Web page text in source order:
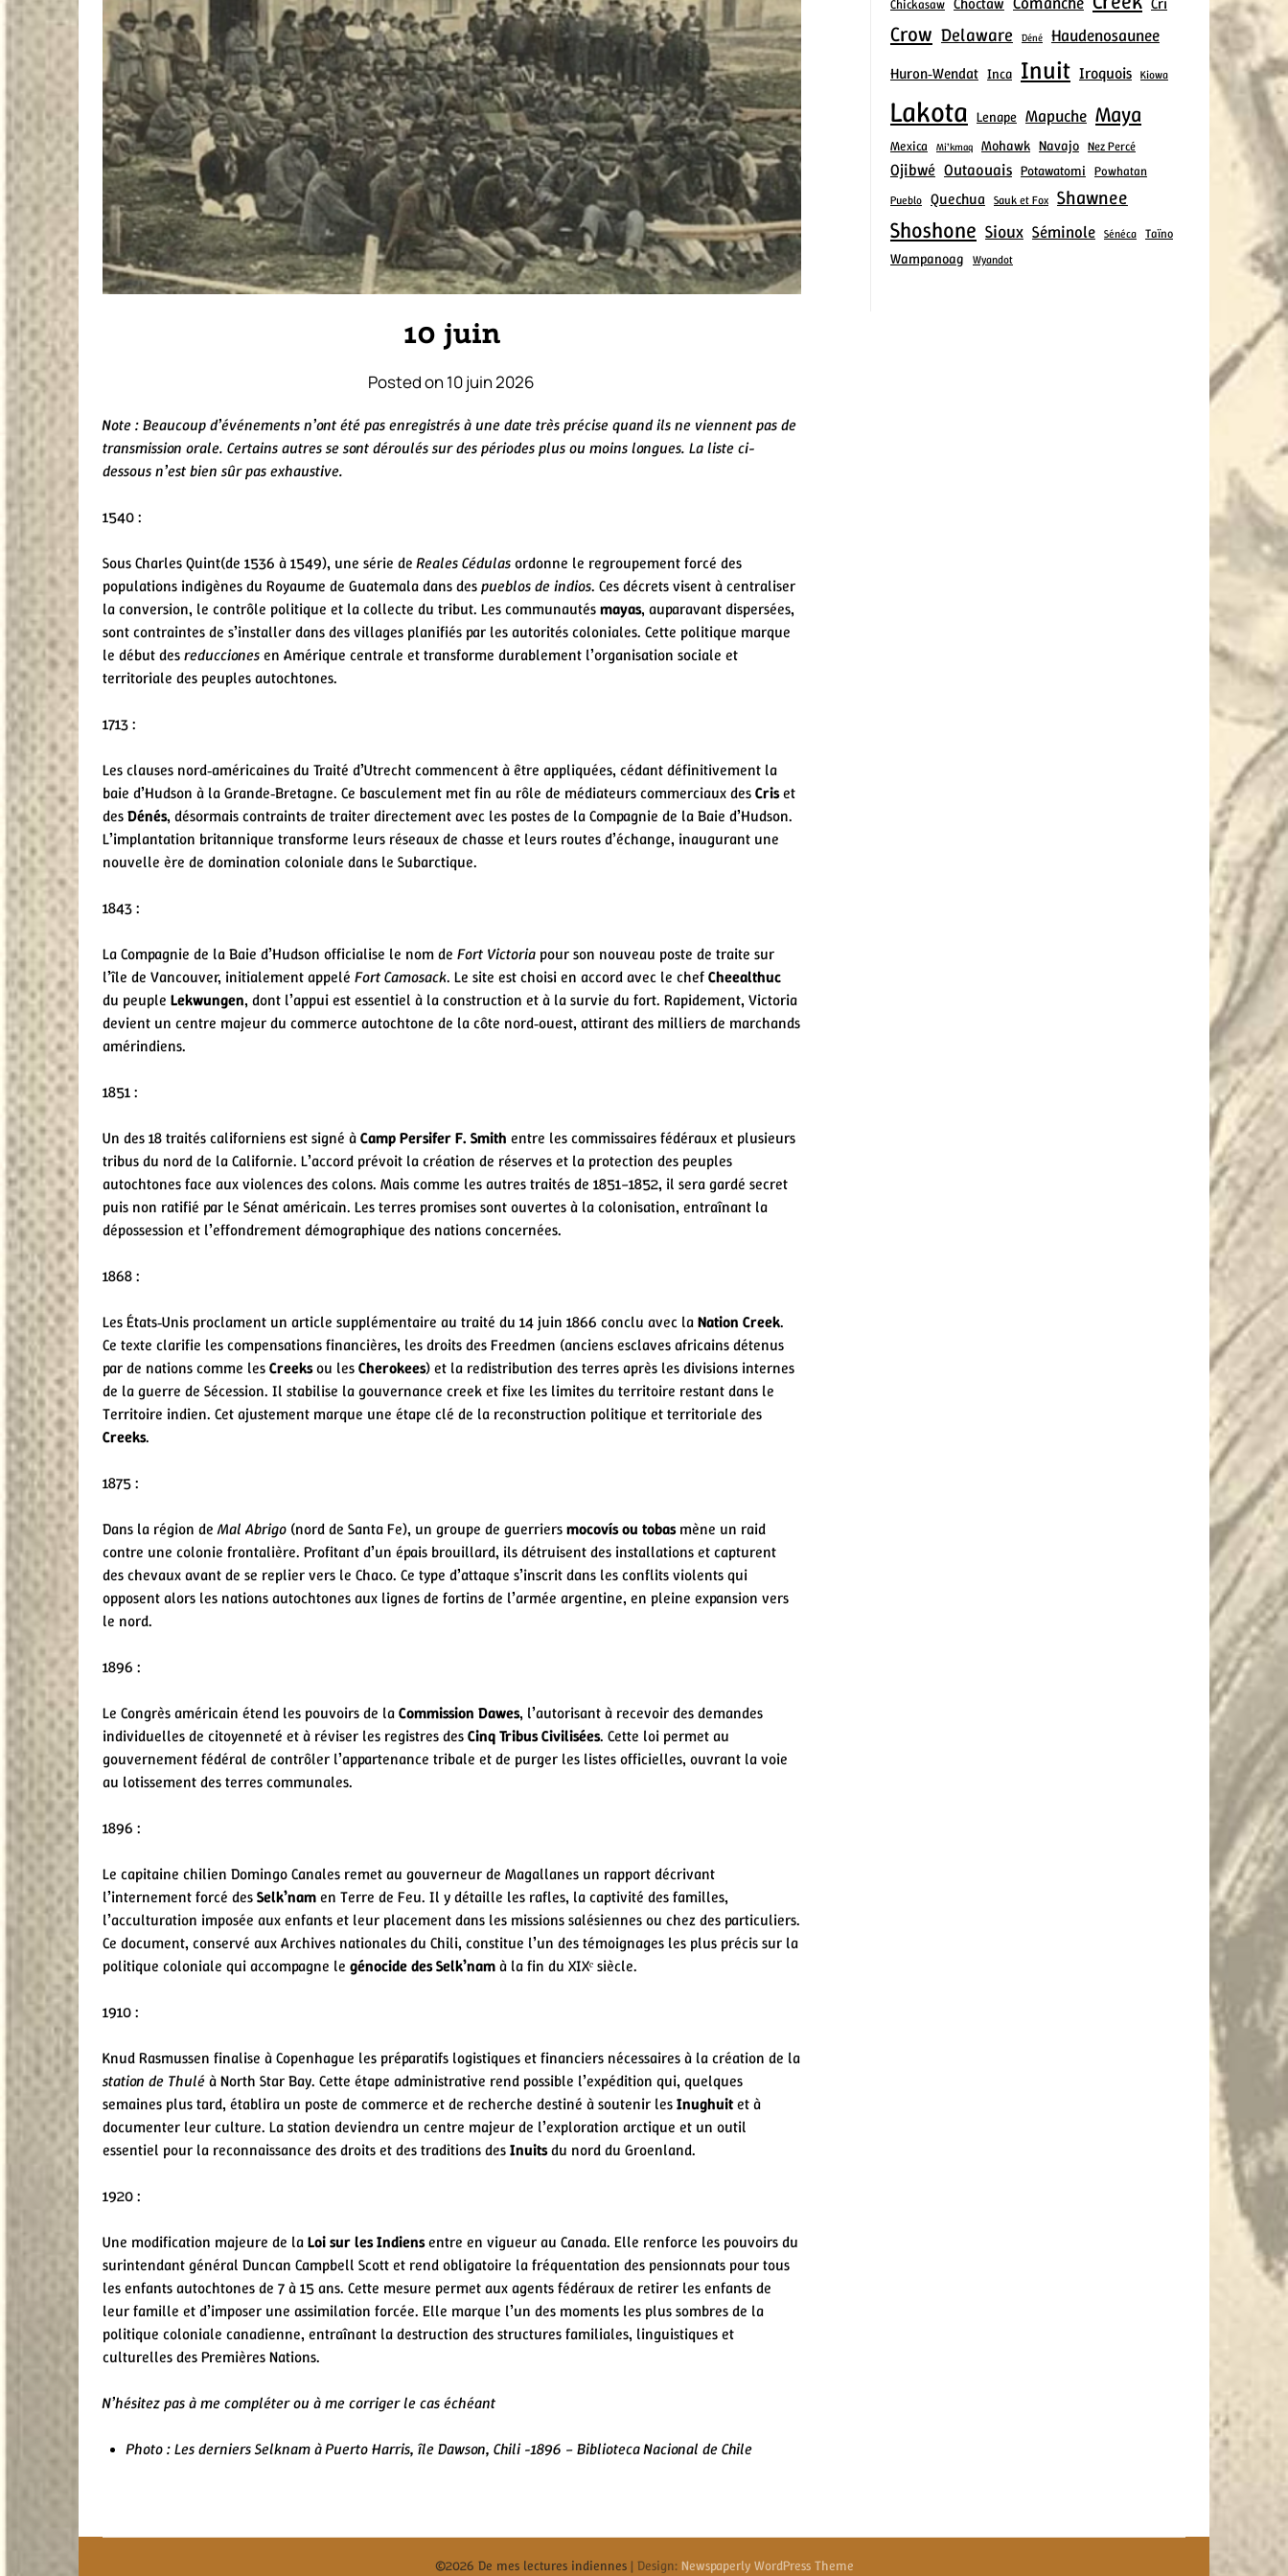
10 juin
Posted on 10 juin 2026
Note : Beaucoup d’événements n’ont été pas enregistrés à une date très précise quand ils ne viennent pas de
transmission orale. Certains autres se sont déroulés sur des périodes plus ou moins longues. La liste ci-
dessous n’est bien sûr pas exhaustive.
1540 :
Sous Charles Quint(de 1536 à 1549), une série deReales Cédulasordonne le regroupement forcé des
populations indigènes du Royaume de Guatemala dans despueblos de indios. Ces décrets visent à centraliser
la conversion, le contrôle politique et la collecte du tribut. Les communautésmayas, auparavant dispersées,
sont contraintes de s’installer dans des villages planifiés par les autorités coloniales. Cette politique marque
le début desreduccionesen Amérique centrale et transforme durablement l’organisation sociale et
territoriale des peuples autochtones.
1713 :
Les clauses nord‑américaines du Traité d’Utrecht commencent à être appliquées, cédant définitivement la
baie d’Hudson à la Grande‑Bretagne. Ce basculement met fin au rôle de médiateurs commerciaux desCriset
desDénés, désormais contraints de traiter directement avec les postes de la Compagnie de la Baie d’Hudson.
L’implantation britannique transforme leurs réseaux de chasse et leurs routes d’échange, inaugurant une
nouvelle ère de domination coloniale dans le Subarctique.
1843 :
La Compagnie de la Baie d’Hudson officialise le nom de Fort Victoria pour son nouveau poste de traite sur
l’île de Vancouver, initialement appelé Fort Camosack. Le site est choisi en accord avec le chefCheealthuc
du peuple Lekwungen, dont l’appui est essentiel à la construction et à la survie du fort. Rapidement, Victoria
devient un centre majeur du commerce autochtone de la côte nord‑ouest, attirant des milliers de marchands
amérindiens.
1851 :
Un des 18 traités californiens est signé àCamp Persifer F. Smith entre les commissaires fédéraux et plusieurs
tribus du nord de la Californie. L’accord prévoit la création de réserves et la protection des peuples
autochtones face aux violences des colons. Mais comme les autres traités de 1851–1852, il sera gardé secret
puis non ratifié par le Sénat américain. Les terres promises sont ouvertes à la colonisation, entraînant la
dépossession et l’effondrement démographique des nations concernées.
1868 :
Les États‑Unis proclament un article supplémentaire au traité du 14 juin 1866 conclu avec laNation Creek.
Ce texte clarifie les compensations financières, les droits des Freedmen (anciens esclaves africains détenus
par de nations comme lesCreeksou lesCherokees) et la redistribution des terres après les divisions internes
de la guerre de Sécession. Il stabilise la gouvernance creek et fixe les limites du territoire restant dans le
Territoire indien. Cet ajustement marque une étape clé de la reconstruction politique et territoriale des
Creeks.
1875 :
Dans la région deMal Abrigo (nord de Santa Fe), un groupe de guerriersmocovís ou tobasmène un raid
contre une colonie frontalière. Profitant d’un épais brouillard, ils détruisent des installations et capturent
des chevaux avant de se replier vers le Chaco. Ce type d’attaque s’inscrit dans les conflits violents qui
opposent alors les nations autochtones aux lignes de fortins de l’armée argentine, en pleine expansion vers
le nord.
1896 :
Le Congrès américain étend les pouvoirs de laCommission Dawes, l’autorisant à recevoir des demandes
individuelles de citoyenneté et à réviser les registres desCinq Tribus Civilisées. Cette loi permet au
gouvernement fédéral de contrôler l’appartenance tribale et de purger les listes officielles, ouvrant la voie
au lotissement des terres communales.
1896 :
Le capitaine chilien Domingo Canales remet au gouverneur de Magallanes un rapport décrivant
l’internement forcé desSelk’namen Terre de Feu. Il y détaille les rafles, la captivité des familles,
l’acculturation imposée aux enfants et leur placement dans les missions salésiennes ou chez des particuliers.
Ce document, conservé aux Archives nationales du Chili, constitue l’un des témoignages les plus précis sur la
politique coloniale qui accompagne le génocide des Selk’namà la fin du XIXᵉ siècle.
1910 :
Knud Rasmussen finalise à Copenhague les préparatifs logistiques et financiers nécessaires à la création de la
station de Thuléà North Star Bay. Cette étape administrative rend possible l’expédition qui, quelques
semaines plus tard, établira un poste de commerce et de recherche destiné à soutenir lesInughuitet à
documenter leur culture. La station deviendra un centre majeur de l’exploration arctique et un outil
essentiel pour la reconnaissance des droits et des traditions desInuitsdu nord du Groenland.
1920 :
Une modification majeure de laLoi sur les Indiensentre en vigueur au Canada. Elle renforce les pouvoirs du
surintendant général Duncan Campbell Scott et rend obligatoire la fréquentation des pensionnats pour tous
les enfants autochtones de 7 à 15 ans. Cette mesure permet aux agents fédéraux de retirer les enfants de
leur famille et d’imposer une assimilation forcée. Elle marque l’un des moments les plus sombres de la
politique coloniale canadienne, entraînant la destruction des structures familiales, linguistiques et
culturelles des Premières Nations.
N’hésitez pas à me compléter ou à me corriger le cas échéant
Photo :Les derniers Selknam à Puerto Harris, île Dawson, Chili -1896 –Biblioteca Nacional de Chile
Chickasaw
Crow Delaware Déné Haudenosaunee
Huron‑Wendat Inca Inuit Iroquois Kiowa
Lakota Lenape Mapuche Maya
Mexica Mi’kmaq Mohawk Navajo Nez Percé
Ojibwé Outaouais Potawatomi Powhatan
Pueblo Quechua Sauk et Fox Shawnee
Shoshone Sioux Séminole Sénéca Taïno
Wampanoag Wyandot
©2026 De mes lectures indiennes | Design: Newspaperly WordPress Theme